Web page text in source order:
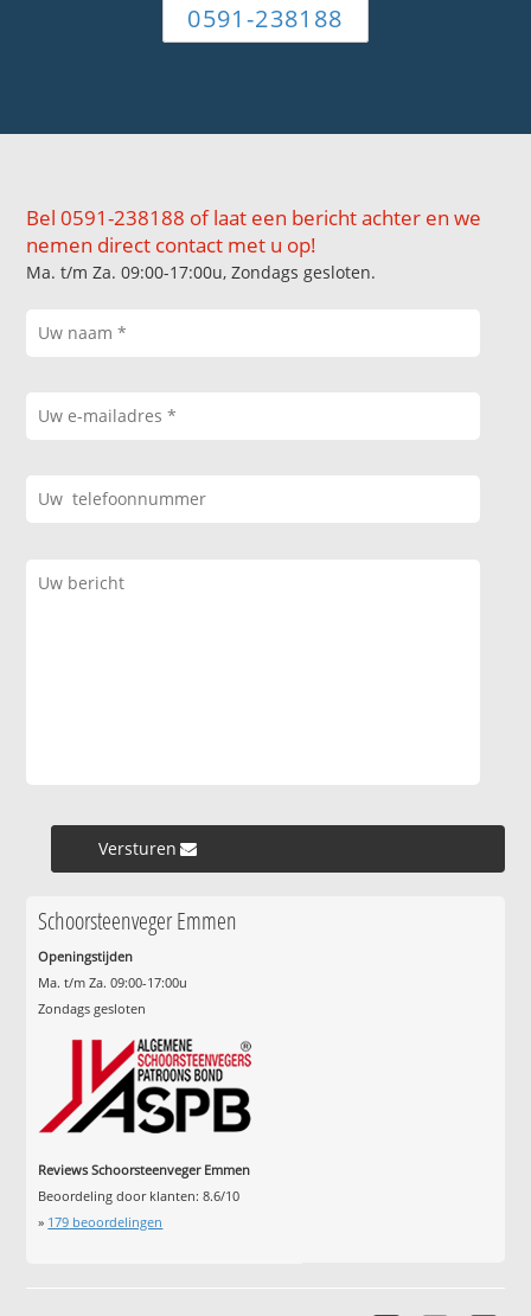
0591-238188
Bel 0591-238188 of laat een bericht achter en we
nemen direct contact met u op!
Ma. t/m Za. 09:00-17:00u, Zondags gesloten.
Versturen »
Schoorsteenveger Emmen
Openingstijden
Ma. t/m Za. 09:00-17:00u
Zondags gesloten
Reviews Schoorsteenveger Emmen
Beoordeling door klanten:8.6/10
» 179 beoordelingen